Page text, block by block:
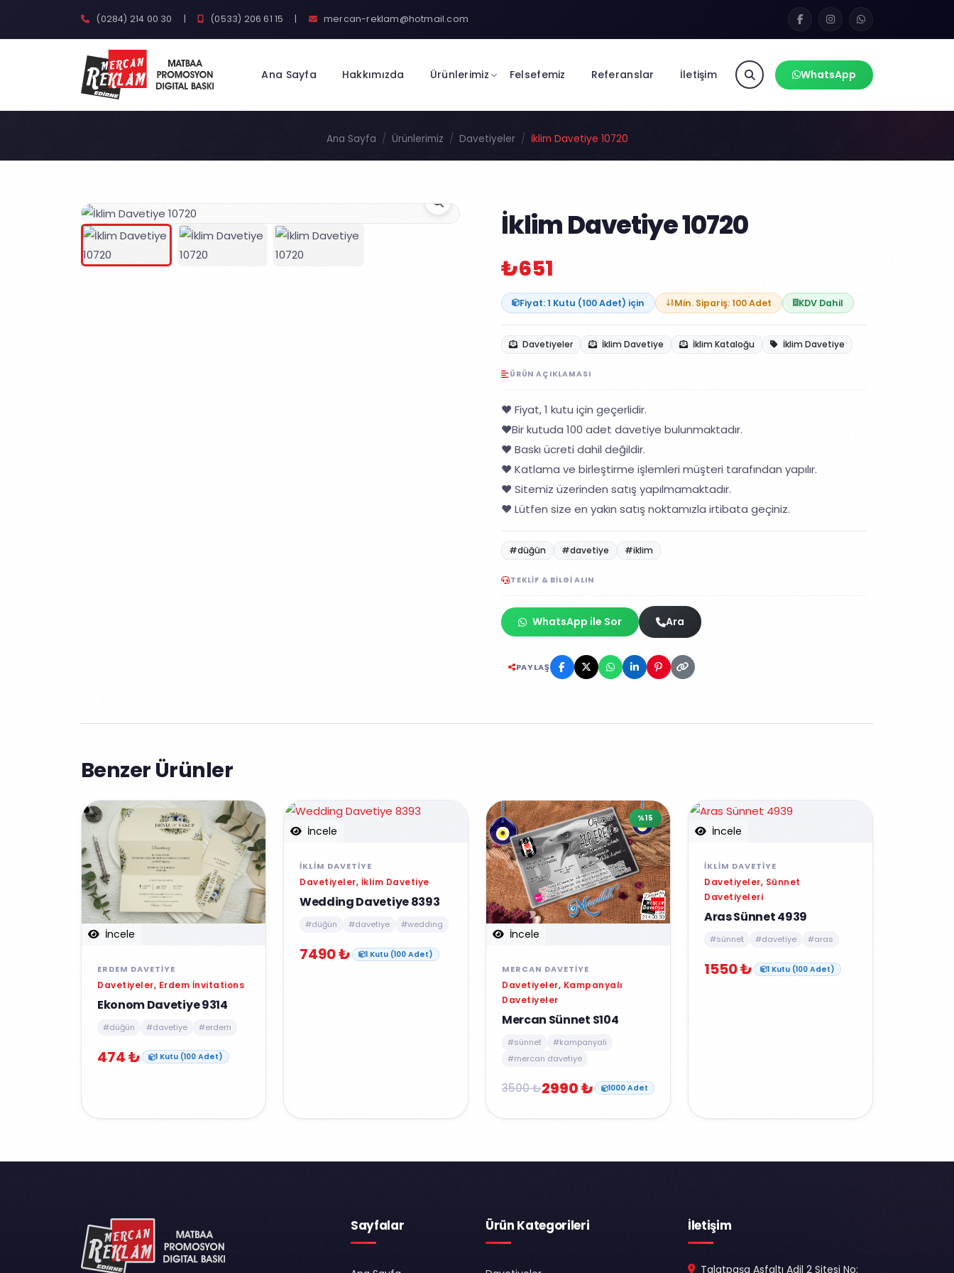
(0284) 214 00 30 | (0533) 206 61 15 | mercan-reklam@hotmail.com
Ana Sayfa Hakkımızda Ürünlerimiz Felsefemiz Referanslar İletişim WhatsApp
Ana Sayfa Ürünlerimiz Davetiyeler İklim Davetiye 10720
İklim Davetiye 10720
₺651
Fiyat: 1 Kutu (100 Adet) için Min. Sipariş: 100 Adet KDV Dahil
Davetiyeler İklim Davetiye İklim Kataloğu İklim Davetiye
ÜRÜN AÇIKLAMASI
❤️ Fiyat, 1 kutu için geçerlidir.
❤️Bir kutuda 100 adet davetiye bulunmaktadır.
❤️ Baskı ücreti dahil değildir.
❤️ Katlama ve birleştirme işlemleri müşteri tarafından yapılır.
❤️ Sitemiz üzerinden satış yapılmamaktadır.
❤️ Lütfen size en yakın satış noktamızla irtibata geçiniz.
#düğün #davetiye #iklim
TEKLIF & BILGI ALIN
WhatsApp ile Sor Ara
PAYLAŞ
Benzer Ürünler
İncele
ERDEM DAVETIYE
Davetiyeler, Erdem İnvitations
Ekonom Davetiye 9314
#düğün #davetiye #erdem
474 ₺ 1 Kutu (100 Adet)
İncele
İKLIM DAVETIYE
Davetiyeler, İklim Davetiye
Wedding Davetiye 8393
#düğün #davetiye #wedding
7490 ₺ 1 Kutu (100 Adet)
İncele
%15
MERCAN DAVETIYE
Davetiyeler, Kampanyalı
Davetiyeler
Mercan Sünnet S104
#sünnet
#kampanyali
#mercan davetiye
3500 ₺2990 ₺ 1000 Adet
İncele
İKLIM DAVETIYE
Davetiyeler, Sünnet
Davetiyeleri
Aras Sünnet 4939
#sünnet #davetiye #aras
1550 ₺ 1 Kutu (100 Adet)
Sayfalar Ürün Kategorileri İletişim
Talatpaşa Asfaltı Adil 2 Sitesi No: